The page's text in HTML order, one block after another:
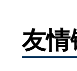
友